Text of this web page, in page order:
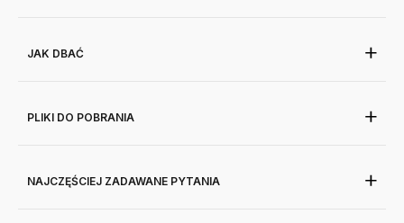
JAK DBAĆ
PLIKI DO POBRANIA
NAJCZĘŚCIEJ ZADAWANE PYTANIA